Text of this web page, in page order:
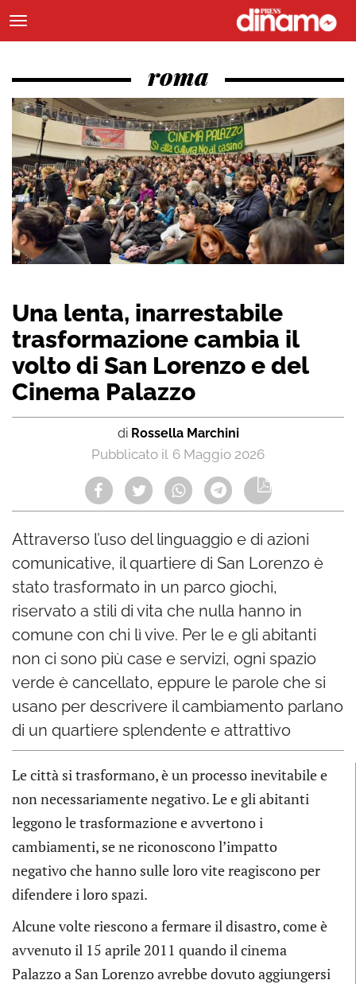
roma
Una lenta, inarrestabile
trasformazione cambia il
volto di San Lorenzo e del
Cinema Palazzo
di Rossella Marchini
6 Maggio 2026
Attraverso l’uso del linguaggio e di azioni
comunicative, il quartiere di San Lorenzo è
stato trasformato in un parco giochi,
riservato a stili di vita che nulla hanno in
comune con chi lì vive. Per le e gli abitanti
non ci sono più case e servizi, ogni spazio
verde è cancellato, eppure le parole che si
usano per descrivere il cambiamento parlano
di un quartiere splendente e attrattivo
Le città si trasformano, è un processo inevitabile e
non necessariamente negativo. Le e gli abitanti
leggono le trasformazione e avvertono i
cambiamenti, se ne riconoscono l’impatto
negativo che hanno sulle loro vite reagiscono per
difendere i loro spazi.
Alcune volte riescono a fermare il disastro, come è
avvenuto il 15 aprile 2011 quando il cinema
Palazzo a San Lorenzo avrebbe dovuto aggiungersi